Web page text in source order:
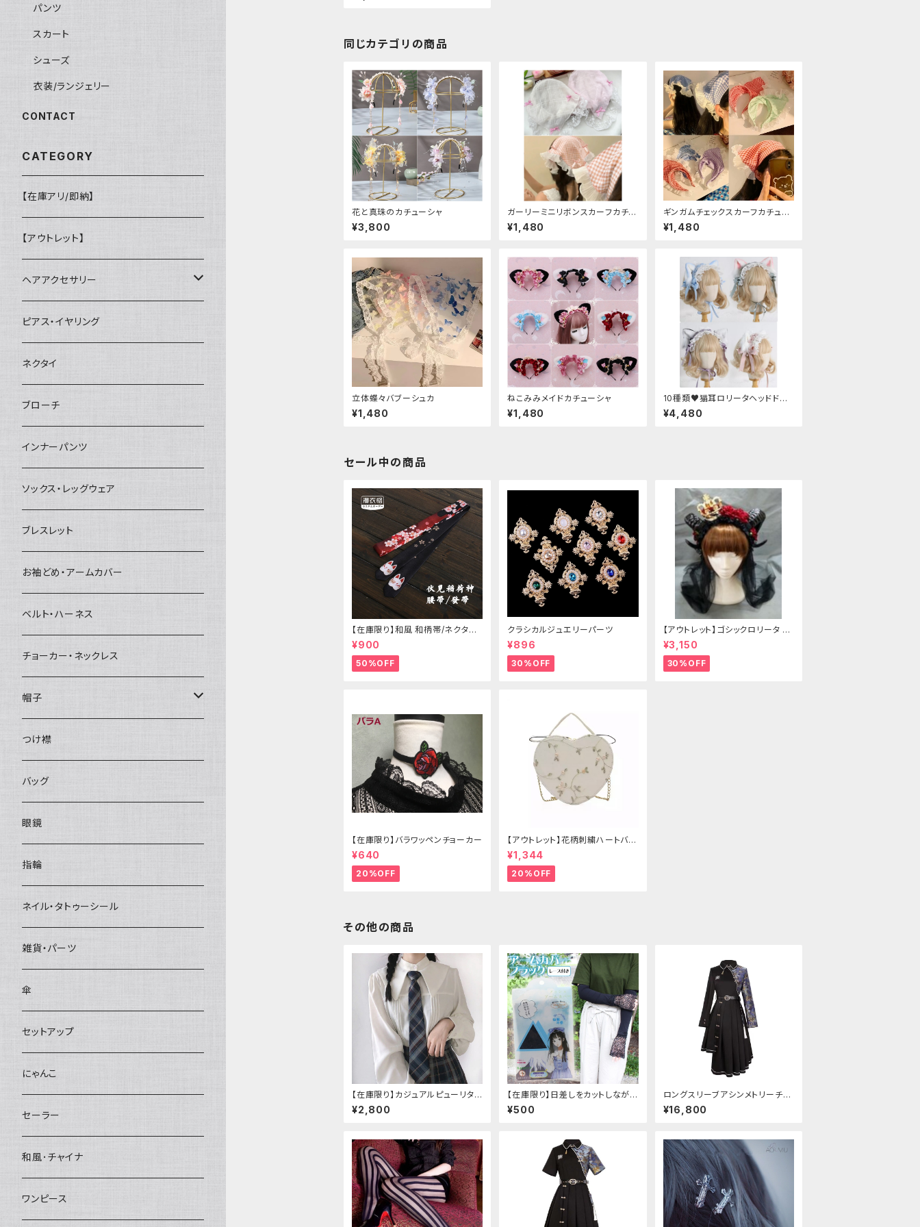
同じカテゴリの商品
花と真珠のカチューシャ
¥3,800
ガーリーミニリボンスカーフカチュ
ーシャ
¥1,480
ギンガムチェックスカーフカチュー
シャ
¥1,480
立体蝶々バブーシュカ
¥1,480
ねこみみメイドカチューシャ
¥1,480
10種類♥猫耳ロリータヘッドドレ
ス
¥4,480
セール中の商品
【在庫限り】和風 和柄帯/ネクタイ/
リボン（狐面/金魚
¥900
50%OFF
クラシカルジュエリーパーツ
¥896
30%OFF
【アウトレット】ゴシックロリータ ゴ
ールドクラウン＆ホーン(ヴェール
付き)
¥3,150
30%OFF
【在庫限り】バラワッペンチョーカー
¥640
20%OFF
【アウトレット】花柄刺繍ハートバッ
グ
¥1,344
20%OFF
その他の商品
【在庫限り】カジュアルピューリタン
カラープレッピーブラウス
¥2,800
【在庫限り】日差しをカットしながら
手元もオシャレに♪ UVアームカ
バー ブラック レース付き
¥500
ロングスリーブアシンメトリーチャ
イナドレス
¥16,800
パンツ
スカート
シューズ
衣装/ランジェリー
CONTACT
CATEGORY
【在庫アリ/即納】
【アウトレット】
ヘアアクセサリー
ヘアクリップ
ヘッドドレス・カチューシャ
ヘアゴム
簪
ピアス・イヤリング
ネクタイ
ブローチ
インナーパンツ
ソックス・レッグウェア
ブレスレット
お袖どめ・アームカバー
ベルト・ハーネス
チョーカー・ネックレス
帽子
ベレー帽
つけ襟
バッグ
眼鏡
指輪
ネイル・タトゥーシール
雑貨・パーツ
傘
セットアップ
にゃんこ
セーラー
和風･チャイナ
ワンピース